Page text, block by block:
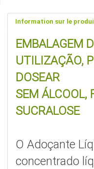
Information sur le
EMBALAGEM
UTILIZAÇÃO,
DOSEAR
SEM ÁLCOOL,
SUCRALOSE
O Adoçante
concentrado